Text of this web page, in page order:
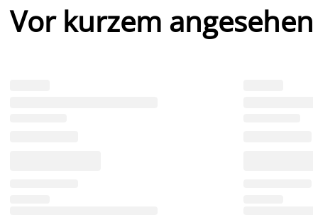
Vor kurzem angesehen